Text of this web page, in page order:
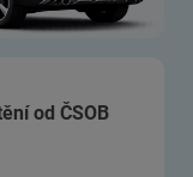
od ČSOB